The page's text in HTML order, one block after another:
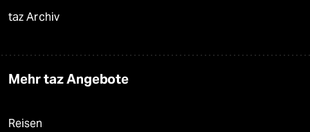
taz Archiv
Mehr taz Angebote
Reisen